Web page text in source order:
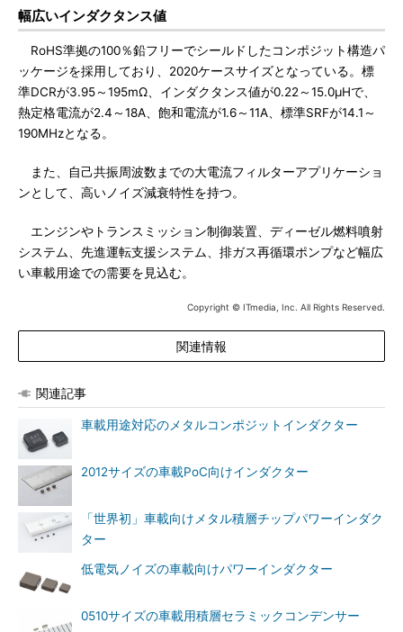
幅広いインダクタンス値
RoHS準拠の100％鉛フリーでシールドしたコンポジット構造パ
ッケージを採用しており、2020ケースサイズとなっている。標
準DCRが3.95～195mΩ、インダクタンス値が0.22～15.0μHで、
熱定格電流が2.4～18A、飽和電流が1.6～11A、標準SRFが14.1～
190MHzとなる。
また、自己共振周波数までの大電流フィルターアプリケーショ
ンとして、高いノイズ減衰特性を持つ。
エンジンやトランスミッション制御装置、ディーゼル燃料噴射
システム、先進運転支援システム、排ガス再循環ポンプなど幅広
い車載用途での需要を見込む。
Copyright © ITmedia, Inc. All Rights Reserved.
関連情報
関連記事
車載用途対応のメタルコンポジットインダクター
2012サイズの車載PoC向けインダクター
「世界初」車載向けメタル積層チップパワーインダク
ター
低電気ノイズの車載向けパワーインダクター
0510サイズの車載用積層セラミックコンデンサー